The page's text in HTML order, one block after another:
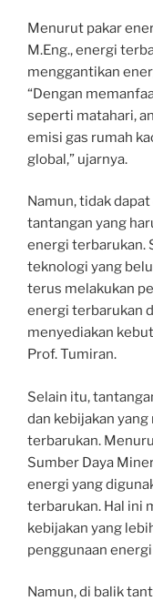
Menurut pakar
M.Eng., energi
menggantikan
“Dengan
seperti matahari,
emisi gas rumah
global,” ujarnya.
Namun, tidak
tantangan yang
energi terbarukan.
teknologi yang
terus melakukan
energi terbarukan
menyediakan
Prof. Tumiran.
Selain itu,
dan kebijakan
terbarukan.
Sumber Daya
energi yang
terbarukan. Hal ini
kebijakan yang
penggunaan
Namun, di balik